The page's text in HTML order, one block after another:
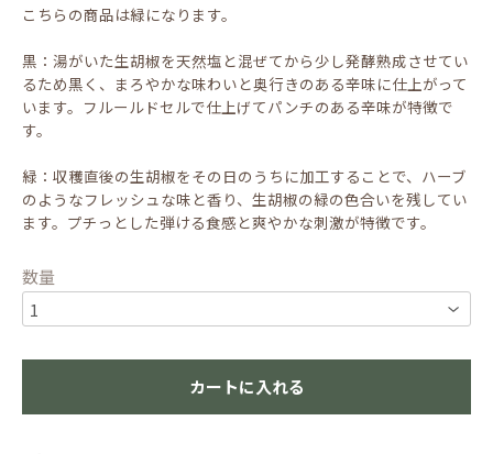
こちらの商品は緑になります。
黒：湯がいた生胡椒を天然塩と混ぜてから少し発酵熟成させてい
るため黒く、まろやかな味わいと奥行きのある辛味に仕上がって
います。フルールドセルで仕上げてパンチのある辛味が特徴で
す。
緑：収穫直後の生胡椒をその日のうちに加工することで、ハーブ
のようなフレッシュな味と香り、生胡椒の緑の色合いを残してい
ます。プチっとした弾ける食感と爽やかな刺激が特徴です。
数量
カートに入れる